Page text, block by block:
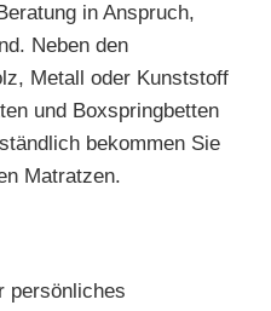
in Anspruch,
Neben den
Metall oder Kunststoff
und Boxspringbetten
bekommen Sie
Matratzen.
persönliches